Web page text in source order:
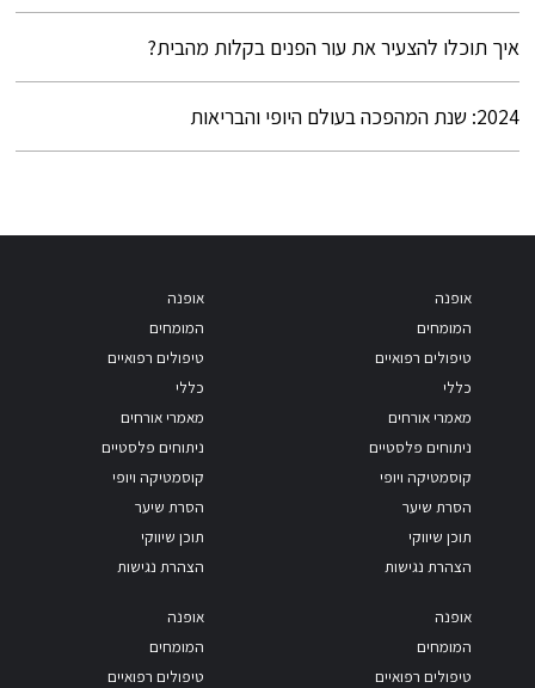
איך תוכלו להצעיר את עור הפנים בקלות מהבית?
2024: שנת המהפכה בעולם היופי והבריאות
אופנה
המומחים
טיפולים רפואיים
כללי
מאמרי אורחים
ניתוחים פלסטיים
קוסמטיקה ויופי
הסרת שיער
תוכן שיווקי
הצהרת נגישות
אופנה
המומחים
טיפולים רפואיים
כללי
מאמרי אורחים
ניתוחים פלסטיים
קוסמטיקה ויופי
הסרת שיער
תוכן שיווקי
הצהרת נגישות
אופנה
המומחים
טיפולים רפואיים
אופנה
המומחים
טיפולים רפואיים